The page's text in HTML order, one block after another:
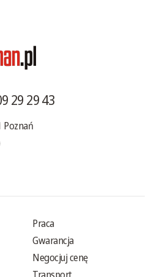
29 29 43
Poznań
Praca
Gwarancja
Negocjuj cenę